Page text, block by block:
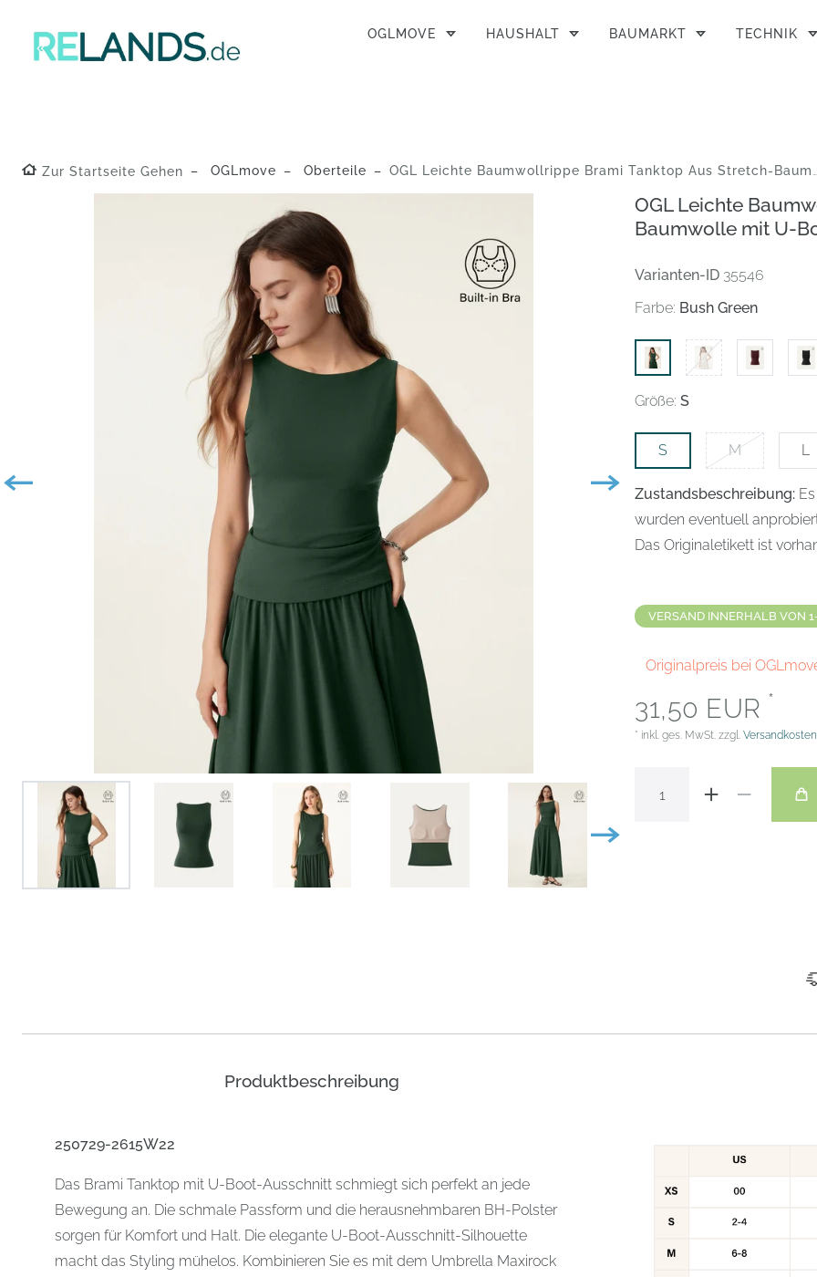
OGLMOVE HAUSHALT BAUMARKT TECHNIK
Zur Startseite Gehen OGLmove Oberteile OGL Leichte Baumwollrippe Brami Tanktop Aus Stretch-Baumwolle Mit U-Boot-Ausschnitt
OGL Leichte
Baumwolle mit U-
Varianten-ID 35546
Farbe: Bush Green
Größe: S
S M L
Zustandsbeschreibung:
wurden eventuell
Das Originaletikett ist
VERSAND INNERHALB VON
Originalpreis bei
31,50 EUR *
* inkl. ges. MwSt. zzgl. Versandkosten
Produktbeschreibung
250729-2615W22
Das Brami Tanktop mit U-Boot-Ausschnitt schmiegt sich perfekt an jede
Bewegung an. Die schmale Passform und die herausnehmbaren BH-Polster
sorgen für Komfort und Halt. Die elegante U-Boot-Ausschnitt-Silhouette
macht das Styling mühelos. Kombinieren Sie es mit dem Umbrella Maxirock